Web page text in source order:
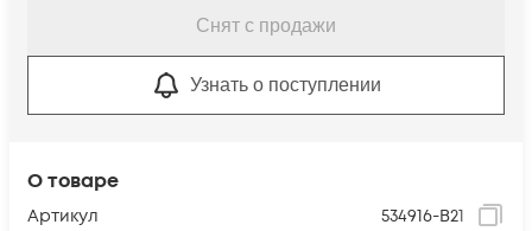
О товаре
Артикул
534916-B21
Снят с продажи
Узнать о поступлении